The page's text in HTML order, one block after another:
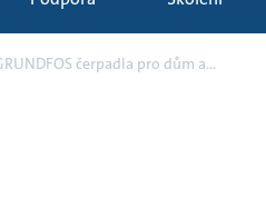
čerpadla pro dům a...